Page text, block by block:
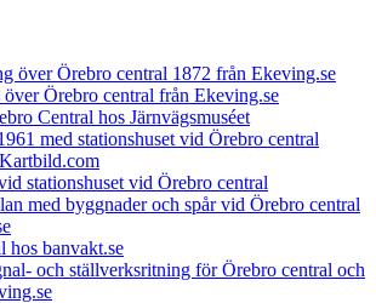
över Örebro central 1872 från Ekeving.se
över Örebro central från Ekeving.se
Central hos Järnvägsmuséet
med stationshuset vid Örebro central
stationshuset vid Örebro central
med byggnader och spår vid Örebro central
hos banvakt.se
och ställverksritning för Örebro central och